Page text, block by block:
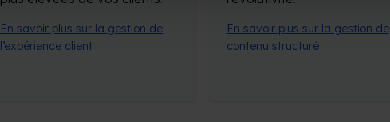
En savoir plus sur la gestion de
l’expérience client
En savoir plus sur la gestion de
contenu structuré